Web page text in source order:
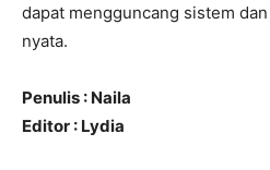
dapat mengguncang sistem
nyata.
Penulis : Naila
Editor : Lydia